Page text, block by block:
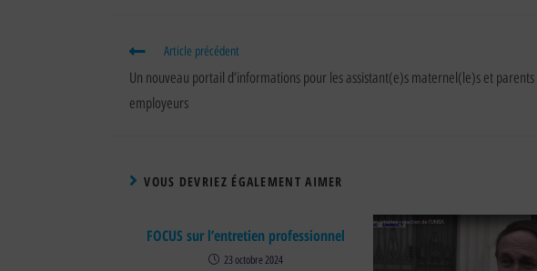
Article précédent
Un nouveau portail d’informations pour les assistant(e)s maternel(le)s et parents
employeurs
VOUS DEVRIEZ ÉGALEMENT AIMER
FOCUS sur l’entretien professionnel
23 octobre 2024